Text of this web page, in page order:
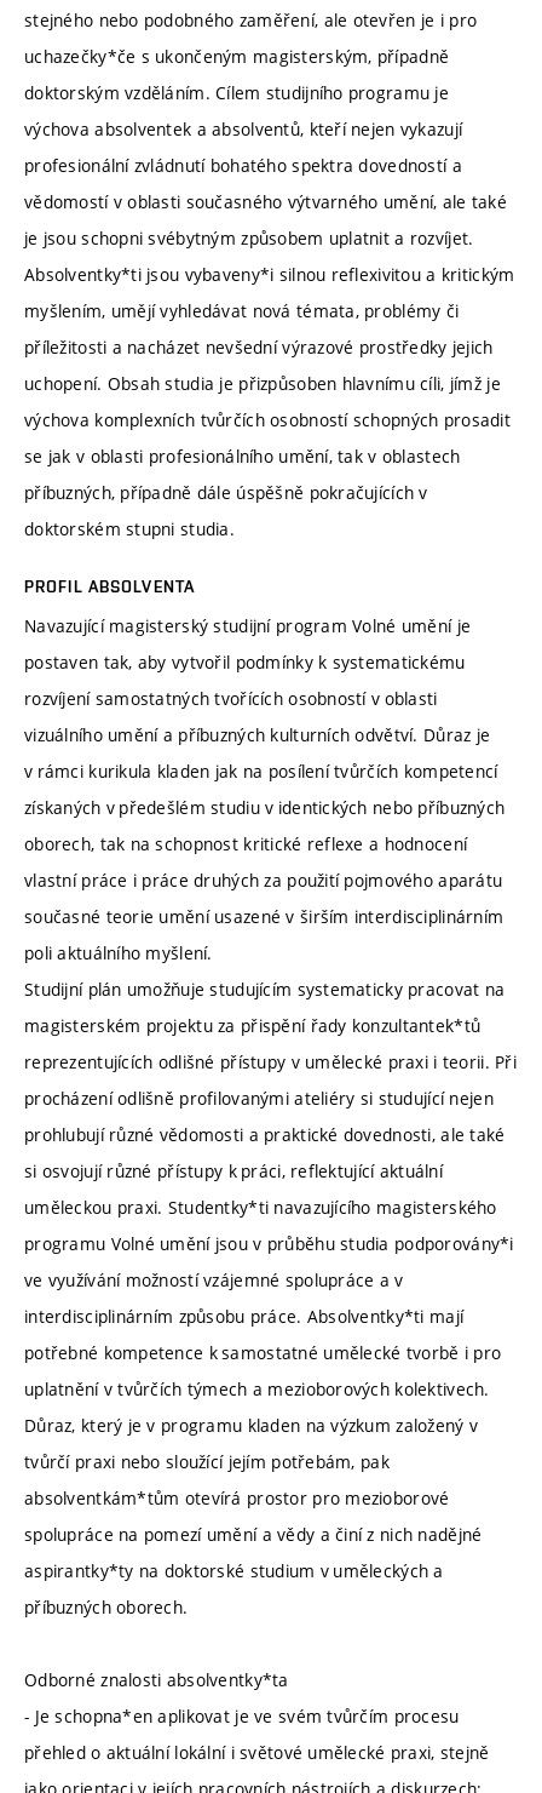
stejného nebo podobného zaměření, ale otevřen je i pro
uchazečky*če s ukončeným magisterským, případně
doktorským vzděláním. Cílem studijního programu je
výchova absolventek a absolventů, kteří nejen vykazují
profesionální zvládnutí bohatého spektra dovedností a
vědomostí v oblasti současného výtvarného umění, ale také
je jsou schopni svébytným způsobem uplatnit a rozvíjet.
Absolventky*ti jsou vybaveny*i silnou reflexivitou a kritickým
myšlením, umějí vyhledávat nová témata, problémy či
příležitosti a nacházet nevšední výrazové prostředky jejich
uchopení. Obsah studia je přizpůsoben hlavnímu cíli, jímž je
výchova komplexních tvůrčích osobností schopných prosadit
se jak v oblasti profesionálního umění, tak v oblastech
příbuzných, případně dále úspěšně pokračujících v
doktorském stupni studia.
PROFIL ABSOLVENTA
Navazující magisterský studijní program Volné umění je
postaven tak, aby vytvořil podmínky k systematickému
rozvíjení samostatných tvořících osobností v oblasti
vizuálního umění a příbuzných kulturních odvětví. Důraz je
v rámci kurikula kladen jak na posílení tvůrčích kompetencí
získaných v předešlém studiu v identických nebo příbuzných
oborech, tak na schopnost kritické reflexe a hodnocení
vlastní práce i práce druhých za použití pojmového aparátu
současné teorie umění usazené v širším interdisciplinárním
poli aktuálního myšlení.
Studijní plán umožňuje studujícím systematicky pracovat na
magisterském projektu za přispění řady konzultantek*tů
reprezentujících odlišné přístupy v umělecké praxi i teorii. Při
procházení odlišně profilovanými ateliéry si studující nejen
prohlubují různé vědomosti a praktické dovednosti, ale také
si osvojují různé přístupy k práci, reflektující aktuální
uměleckou praxi. Studentky*ti navazujícího magisterského
programu Volné umění jsou v průběhu studia podporovány*i
ve využívání možností vzájemné spolupráce a v
interdisciplinárním způsobu práce. Absolventky*ti mají
potřebné kompetence k samostatné umělecké tvorbě i pro
uplatnění v tvůrčích týmech a mezioborových kolektivech.
Důraz, který je v programu kladen na výzkum založený v
tvůrčí praxi nebo sloužící jejím potřebám, pak
absolventkám*tům otevírá prostor pro mezioborové
spolupráce na pomezí umění a vědy a činí z nich nadějné
aspirantky*ty na doktorské studium v uměleckých a
příbuzných oborech.
Odborné znalosti absolventky*ta
- Je schopna*en aplikovat je ve svém tvůrčím procesu
přehled o aktuální lokální i světové umělecké praxi, stejně